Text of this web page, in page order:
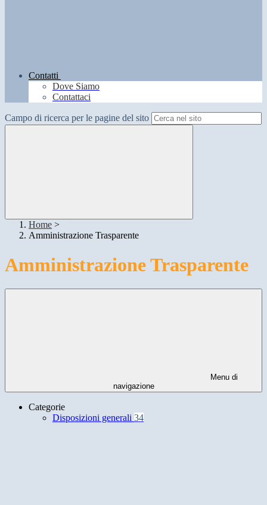
Contatti
Dove Siamo
Contattaci
Campo di ricerca per le pagine del sito
Home >
Amministrazione Trasparente
Amministrazione Trasparente
Menu di
navigazione
Categorie
Disposizioni generali 34